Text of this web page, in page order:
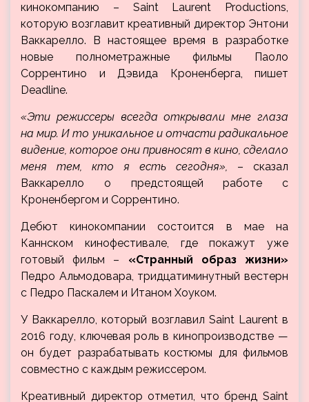
кинокомпанию – Saint Laurent Productions,
которую возглавит креативный директор Энтони
Ваккарелло. В настоящее время в разработке
новые полнометражные фильмы Паоло
Соррентино и Дэвида Кроненберга, пишет
Deadline.
«Эти режиссеры всегда открывали мне глаза
на мир. И то уникальноеи отчасти радикальное
видение, которое они привносят в кино, сделало
меня тем, кто я есть сегодня», – сказал
Ваккарелло о предстоящей работе с
Кроненбергом и Соррентино.
Дебют кинокомпании состоится в мае на
Каннском кинофестивале, где покажут уже
готовый фильм – «Странный образ жизни»
Педро Альмодовара, тридцатиминутный вестерн
с Педро Паскалем и Итаном Хоуком.
У Ваккарелло, который возглавил Saint Laurent в
2016 году, ключевая роль в кинопроизводстве —
он будет разрабатывать костюмы для фильмов
совместно с каждым режиссером.
Креативный директор отметил, что бренд Saint